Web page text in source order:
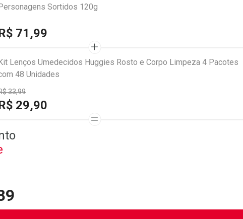
Sortidos 120g
71,99
Lenços Umedecidos Huggies Rosto e Corpo Limpeza 4 Pacotes
48 Unidades
33,99
29,90